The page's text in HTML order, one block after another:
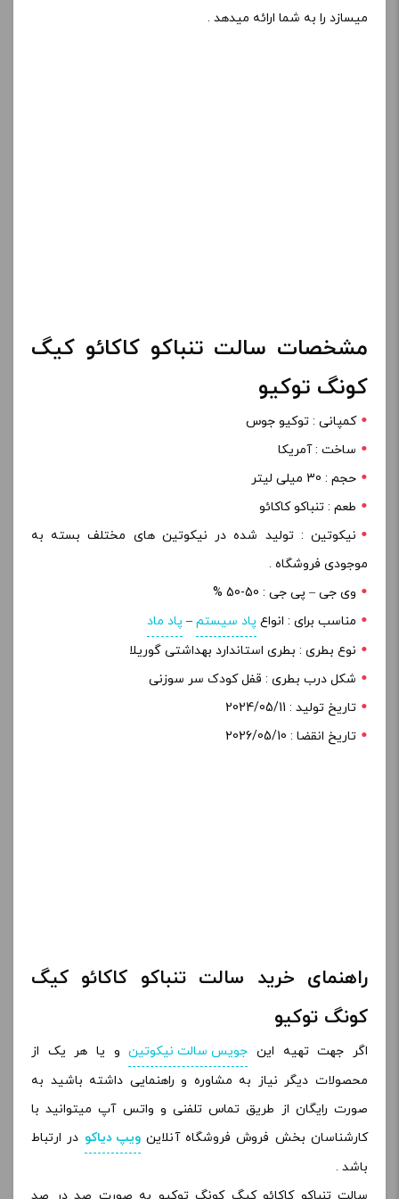
میسازد را به شما ارائه میدهد .
مشخصات سالت تنباکو کاکائو کیگ
کونگ توکیو
کمپانی : توکیو جوس
ساخت : آمریکا
حجم : 30 میلی لیتر
طعم : تنباکو کاکائو
نیکوتین : تولید شده در نیکوتین های مختلف بسته به
موجودی فروشگاه .
وی جی – پی جی : 50-50 %
مناسب برای : انواع پاد سیستم – پاد ماد
نوع بطری : بطری استاندارد بهداشتی گوریلا
شکل درب بطری : قفل کودک سر سوزنی
تاریخ تولید : 2024/05/11
تاریخ انقضا : 2026/05/10
راهنمای خرید سالت تنباکو کاکائو کیگ
کونگ توکیو
اگر جهت تهیه این جویس سالت نیکوتینو یا هر یک از
محصولات دیگر نیاز به مشاوره و راهنمایی داشته باشید به
صورت رایگان از طریق تماس تلفنی و واتس آپ میتوانید با
کارشناسان بخش فروش فروشگاه آنلاینویپ دیاکو در ارتباط
باشد .
سالت تنباکو کاکائو کیگ کونگ توکیو به صورت صد در صد